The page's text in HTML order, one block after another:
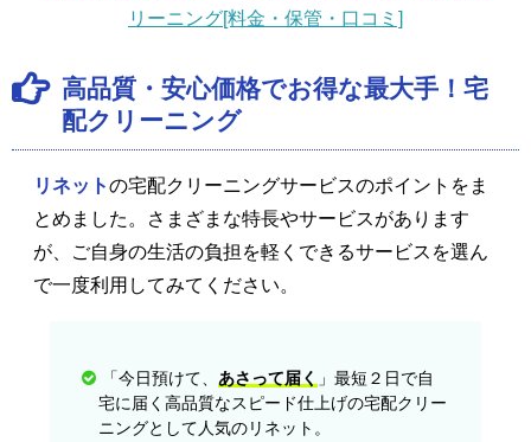
リーニング[料金・保管・口コミ]
高品質・安心価格でお得な最大手！宅
配クリーニング
リネットの宅配クリーニングサービスのポイントをま
とめました。さまざまな特長やサービスがあります
が、ご自身の生活の負担を軽くできるサービスを選ん
で一度利用してみてください。
「今日預けて、 あさって届く 」最短２日で自
宅に届く高品質なスピード仕上げの宅配クリー
ニングとして人気のリネット。